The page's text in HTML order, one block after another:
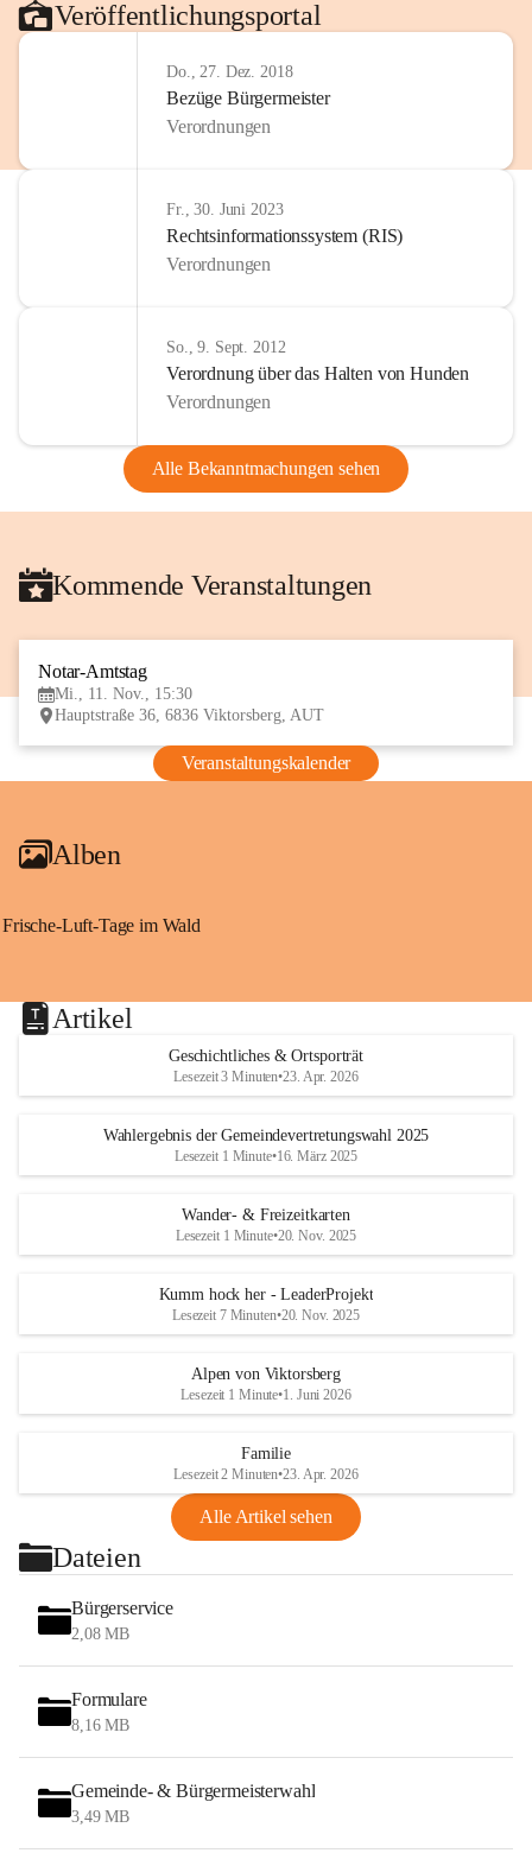
Veröffentlichungsportal
Do., 27. Dez. 2018
Bezüge Bürgermeister
Verordnungen
Fr., 30. Juni 2023
Rechtsinformationssystem (RIS)
Verordnungen
So., 9. Sept. 2012
Verordnung über das Halten von Hunden
Verordnungen
Alle Bekanntmachungen sehen
Kommende Veranstaltungen
Notar-Amtstag
Mi., 11. Nov., 15:30
Hauptstraße 36, 6836 Viktorsberg, AUT
Veranstaltungskalender
Alben
Frische-Luft-Tage im Wald
Artikel
Geschichtliches & Ortsporträt
Lesezeit 3 Minuten•23. Apr. 2026
Wahlergebnis der Gemeindevertretungswahl 2025
Lesezeit 1 Minute•16. März 2025
Wander- & Freizeitkarten
Lesezeit 1 Minute•20. Nov. 2025
Kumm hock her - LeaderProjekt
Lesezeit 7 Minuten•20. Nov. 2025
Alpen von Viktorsberg
Lesezeit 1 Minute•1. Juni 2026
Familie
Lesezeit 2 Minuten•23. Apr. 2026
Alle Artikel sehen
Dateien
Bürgerservice
2,08 MB
Formulare
8,16 MB
Gemeinde- & Bürgermeisterwahl
3,49 MB